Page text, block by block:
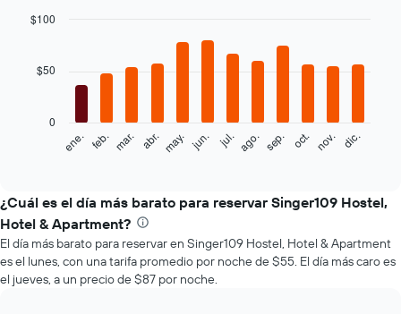
with
siguiente
el
precio
promedio
de
una
habitación
ene. feb. mar. abr. may. jun. jul. ago. sep. oct. nov. dic.
0
$50
$100
¿Cuál es el día más barato para reservar Singer109 Hostel,
Hotel & Apartment?
El día más barato para reservar en Singer109 Hostel, Hotel & Apartment
es el lunes, con una tarifa promedio por noche de $55. El día más caro es
el jueves, a un precio de $87 por noche.